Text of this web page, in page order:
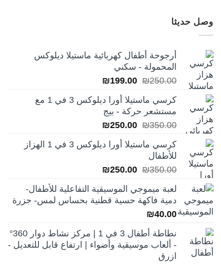
وصل حديثا
أرجوحة أطفال كهربائية ماستيلا ديلوكس
المحمولة - سكني
₪250.00
السعر
هو:
₪250.00.
₪199.00
هو:
كرسي ماستيلا أورا ديلوكس 3 في 1 مع
مستشعر حركة - بيج
₪350.00
السعر
هو:
₪250.00
هو:
كرسي ماستيلا أورا ديلوكس 3 في 1 الهزاز
للأطفال
₪350.00
السعر
هو:
₪350.00.
₪250.00
هو:
₪250.00.
لعبة ميموجي الموسيقية التفاعلية للأطفال-
دمية فاكهة حسية قطنية بحساس لمس- جزرة
₪40.00
نطاطة أطفال 3 في 1 | مركز نشاط دوار 360°
- ألعاب موسيقية وأضواء | ارتفاع قابل للتعديل -
ازرق